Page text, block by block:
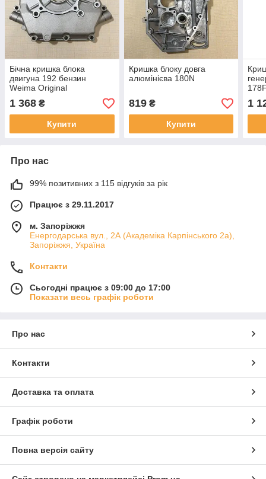
Бічна кришка блока
двигуна 192 бензин
Weima Original
1 368 ₴
Купити
Кришка блоку довга
алюмінієва 180N
819₴
Купити
1
Про нас
99% позитивних з 115 відгуків за рік
Працює з 29.11.2017
м. Запоріжжя
Енергодарська вул., 2А (Академіка Карпінського 2а),
Запоріжжя, Україна
Контакти
Сьогодні працює з 09:00 до 17:00
Показати весь графік роботи
Про нас
Контакти
Доставка та оплата
Графік роботи
Повна версія сайту